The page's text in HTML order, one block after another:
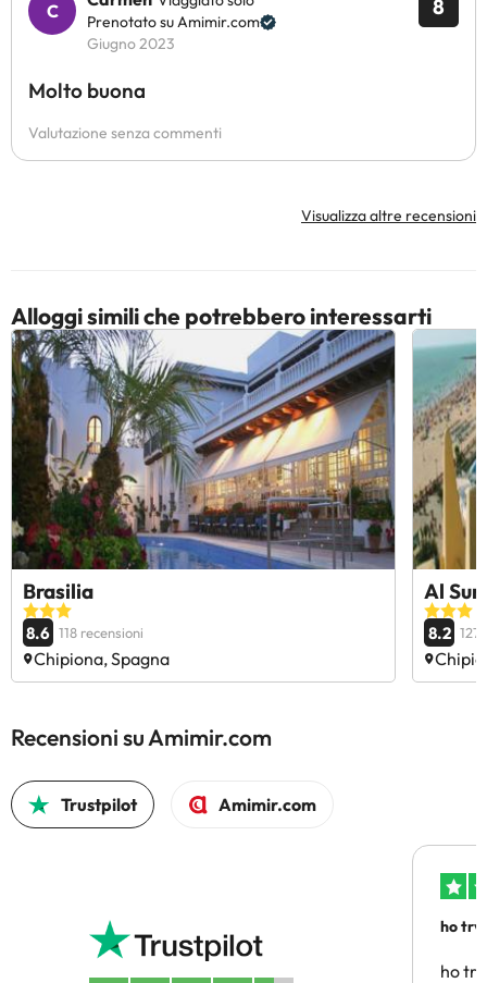
8
Prenotato su Amimir.com
Giugno 2023
Molto buona
Valutazione senza commenti
Visualizza altre recensioni
Alloggi simili che potrebbero interessarti
Brasilia
8.6 118 recensioni
Chipiona, Spagna
Al Sur
8.2 127
Recensioni su Amimir.com
Trustpilot Amimir.com
ho
ho